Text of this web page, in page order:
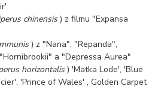
chinensis) z filmu "Expansa
) z "Nana", "Repanda",
a "Depressa Aurea"
horizontalis) 'Matka Lode', 'Blue
'Prince of Wales' , Golden Carpet